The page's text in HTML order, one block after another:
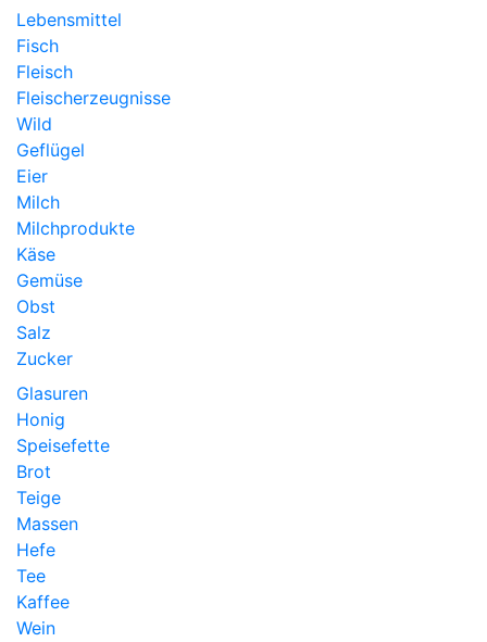
Lebensmittel
Fisch
Fleisch
Fleischerzeugnisse
Wild
Geflügel
Eier
Milch
Milchprodukte
Käse
Gemüse
Obst
Salz
Zucker
Glasuren
Honig
Speisefette
Brot
Teige
Massen
Hefe
Tee
Kaffee
Wein